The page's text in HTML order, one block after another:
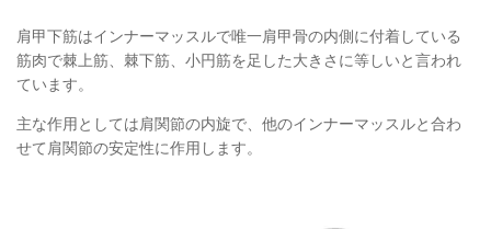
肩甲下筋はインナーマッスルで唯一肩甲骨の内側に付着している
筋肉で棘上筋、棘下筋、小円筋を足した大きさに等しいと言われ
ています。
主な作用としては肩関節の内旋で、他のインナーマッスルと合わ
せて肩関節の安定性に作用します。